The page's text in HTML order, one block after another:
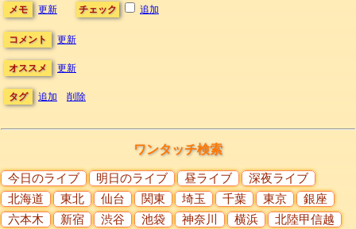
メモ 更新 チェック 追加
コメント 更新
オススメ 更新
タグ 追加 削除
ワンタッチ検索
今日のライブ 明日のライブ 昼ライブ
深夜ライブ
北海道
東北 仙台 関東 埼玉 千葉 東京
銀座
六本木
新宿 渋谷 池袋 神奈川 横浜
北陸甲信越